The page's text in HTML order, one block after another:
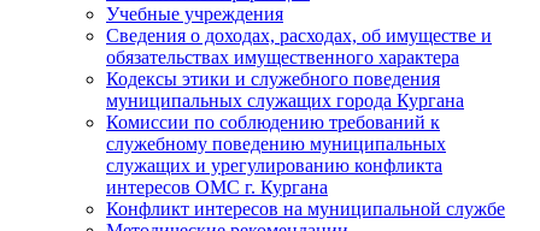
Учебные учреждения
Сведения о доходах, расходах, об имуществе и
обязательствах имущественного характера
Кодексы этики и служебного поведения
муниципальных служащих города Кургана
Комиссии по соблюдению требований к
служебному поведению муниципальных
служащих и урегулированию конфликта
интересов ОМС г. Кургана
Конфликт интересов на муниципальной службе